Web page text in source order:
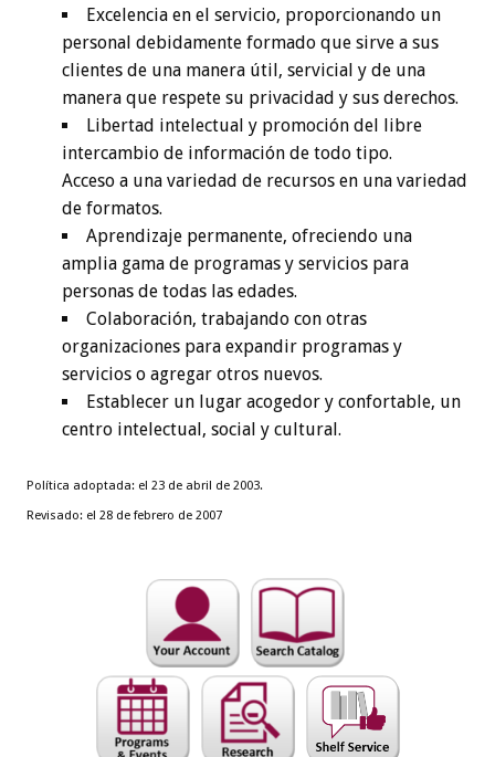
Excelencia en el servicio, proporcionando un
personal debidamente formado que sirve a sus
clientes de una manera útil, servicial y de una
manera que respete su privacidad y sus derechos.
Libertad intelectual y promoción del libre
intercambio de información de todo tipo.
Acceso a una variedad de recursos en una variedad
de formatos.
Aprendizaje permanente, ofreciendo una
amplia gama de programas y servicios para
personas de todas las edades.
Colaboración, trabajando con otras
organizaciones para expandir programas y
servicios o agregar otros nuevos.
Establecer un lugar acogedor y confortable, un
centro intelectual, social y cultural.
Política adoptada: el 23 de abril de 2003.
Revisado: el 28 de febrero de 2007